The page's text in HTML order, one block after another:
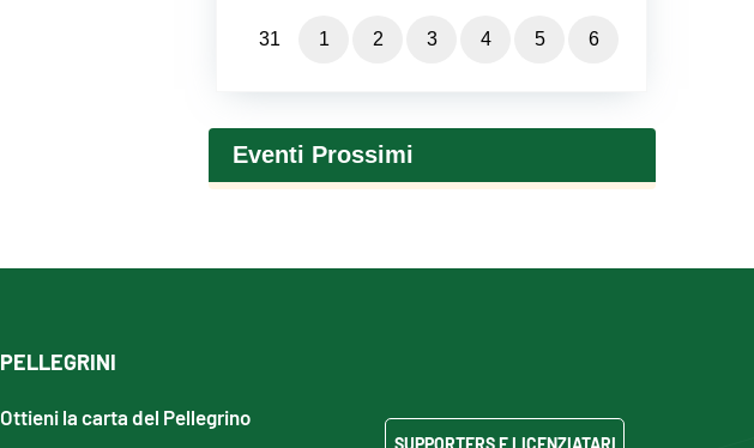
31 1 2 3 4 5 6
Eventi Prossimi
PELLEGRINI
Ottieni la carta del Pellegrino
SUPPORTERS E LICENZIATARI